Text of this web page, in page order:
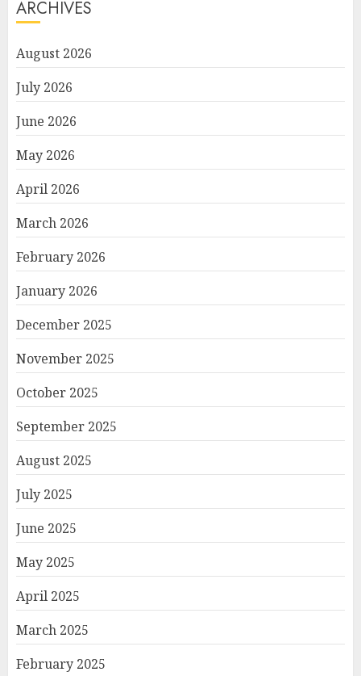
ARCHIVES
August 2026
July 2026
June 2026
May 2026
April 2026
March 2026
February 2026
January 2026
December 2025
November 2025
October 2025
September 2025
August 2025
July 2025
June 2025
May 2025
April 2025
March 2025
February 2025